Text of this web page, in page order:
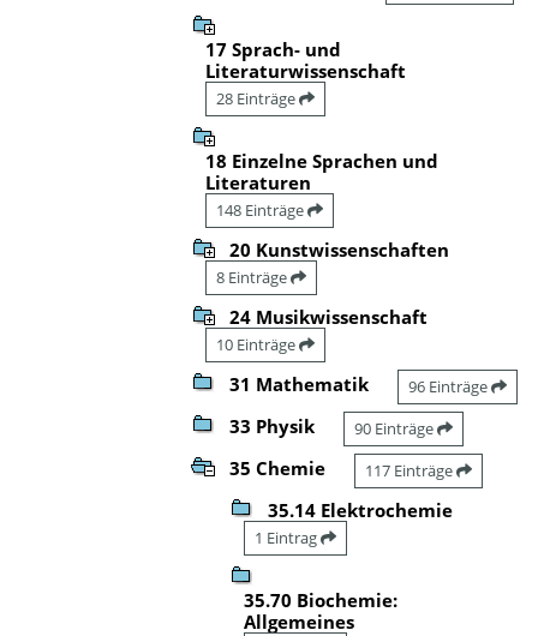
17 Sprach- und
Literaturwissenschaft
28 Einträge
18 Einzelne Sprachen und
Literaturen
148 Einträge
20 Kunstwissenschaften
8 Einträge
24 Musikwissenschaft
10 Einträge
31 Mathematik 96 Einträge
33 Physik 90 Einträge
35 Chemie 117 Einträge
35.14 Elektrochemie
1 Eintrag
35.70 Biochemie:
Allgemeines